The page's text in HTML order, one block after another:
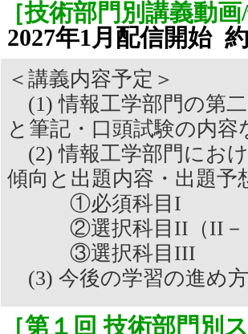
［技術部門別講義動
2027年1月配信開始
＜講義内容予定＞
(1) 情報工学部門の第
と筆記・口頭試験の内容
(2) 情報工学部門にお
傾向と出題内容・出題予
①必須科目I
②選択科目II（II－
③選択科目III
(3) 今後の学習の進め
［第１回 技術部門別